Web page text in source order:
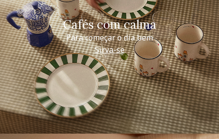
Cafés com calma
Para começar o dia bem
Sirva-se